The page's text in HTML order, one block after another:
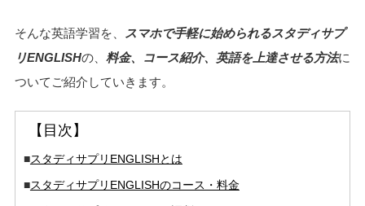
そんな英語学習を、
スマホで手軽に始められるスタディサプ
リENGLISHの、 料金、コース紹介、英語を上達させる方法に
ついてご紹介していきます。
【目次】
■スタディサプリENGLISHとは
■スタディサプリENGLISHのコース・料金